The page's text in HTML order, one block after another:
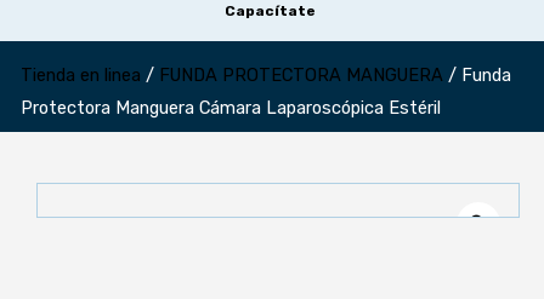
Capacítate
Tienda en linea / FUNDA PROTECTORA MANGUERA / Funda
Protectora Manguera Cámara Laparoscópica Estéril